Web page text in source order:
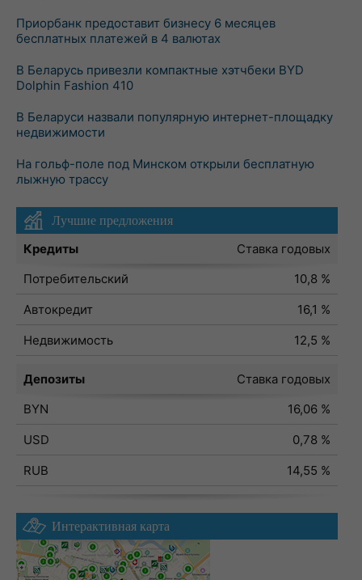
Приорбанк предоставит бизнесу 6 месяцев
бесплатных платежей в 4 валютах
В Беларусь привезли компактные хэтчбеки BYD
Dolphin Fashion 410
В Беларуси назвали популярную интернет-площадку
недвижимости
На гольф-поле под Минском открыли бесплатную
лыжную трассу
Лучшие предложения
Кредиты
Ставка годовых
Потребительский
10,8 %
Автокредит
16,1 %
Недвижимость
12,5 %
Депозиты
Ставка годовых
BYN
16,06 %
USD
0,78 %
RUB
14,55 %
Интерактивная карта